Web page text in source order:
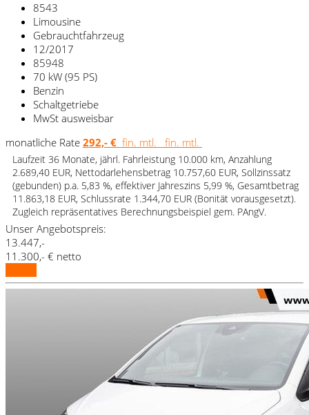
8543
Limousine
Gebrauchtfahrzeug
12/2017
85948
70 kW (95 PS)
Benzin
Schaltgetriebe
MwSt ausweisbar
monatliche Rate 292,- € fin. mtl. fin. mtl.
Laufzeit 36 Monate, jährl. Fahrleistung 10.000 km, Anzahlung
2.689,40 EUR, Nettodarlehensbetrag 10.757,60 EUR, Sollzinssatz
(gebunden) p.a. 5,83 %, effektiver Jahreszins 5,99 %, Gesamtbetrag
11.863,18 EUR, Schlussrate 1.344,70 EUR (Bonität vorausgesetzt).
Zugleich repräsentatives Berechnungsbeispiel gem. PAngV.
Unser Angebotspreis:
13.447,-
11.300,- € netto